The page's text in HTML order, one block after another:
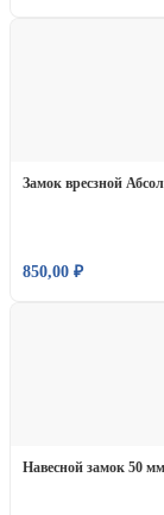
Замок вресзной
850,00 ₽